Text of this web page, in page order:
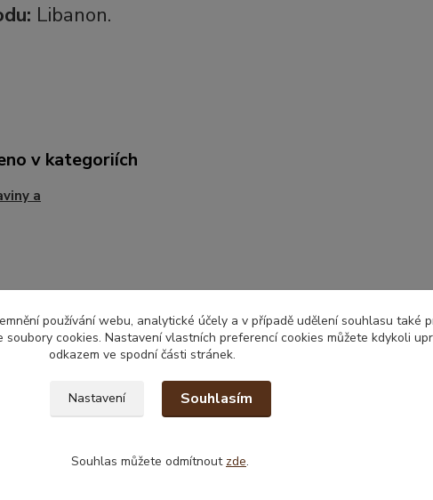
Libanon.
v kategoriích
a
používání webu, analytické účely a v případě udělení souhlasu také
soubory cookies. Nastavení vlastních preferencí cookies můžete kdykoli
odkazem ve spodní části stránek.
Nastavení Souhlasím
Souhlas můžete odmítnout zde.